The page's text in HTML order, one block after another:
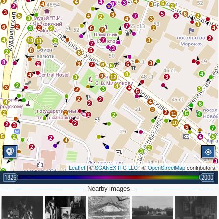
2
2
3
2
2
5
2
4
3
6
3
5
11
2
10
5
4
7
4
5
3
3
2
4
2
4
3
2
6
5
3
2
3
7
4 7
3
5
6 2
3
3
2
9
4
4
4
4
2
2
10 11
3
2
5 3
2
3
6
4
2
8
8
3 2
4 3
2
2
6
7
7
7
5
7
8
3
9
3
12
6 5
3
6
8
3
4
4
2
2
2
2
2
2
2
4
2
4
2
3
2
2
4
5 2
2
3
Leaflet | ©SCANEX ITC LLC| ©OpenStreetMapcontributors
1826 2000
Nearby images